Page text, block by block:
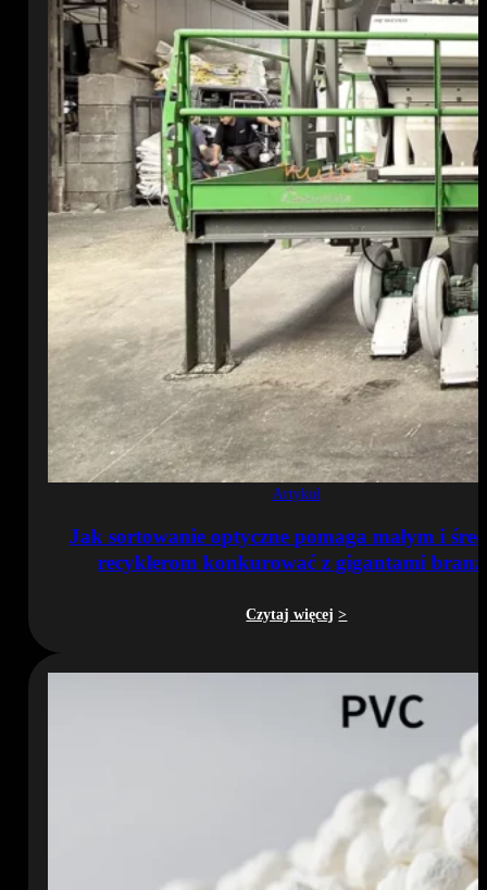
Artykuł
Jak sortowanie optyczne pomaga małym i
recyklerom konkurować z gigantami
Czytaj więcej